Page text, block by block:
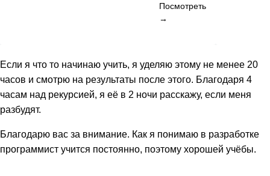
Посмотреть
→
Если я что то начинаю учить, я уделяю этому не менее 20
часов и смотрю на результаты после этого. Благодаря 4
часам над рекурсией, я её в 2 ночи расскажу, если меня
разбудят.
Благодарю вас за внимание. Как я понимаю в разработке
программист учится постоянно, поэтому хорошей учёбы.